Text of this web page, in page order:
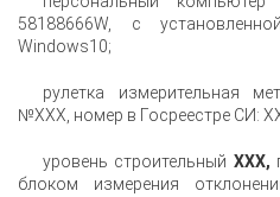
58188666W, с
Windows10;
рулетка измерительная
№ХХХ, номер в Госреестре СИ:
уровень строительный ХХХ,
блоком измерения